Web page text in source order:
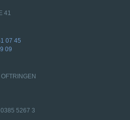
41
07 45
09
5267 3